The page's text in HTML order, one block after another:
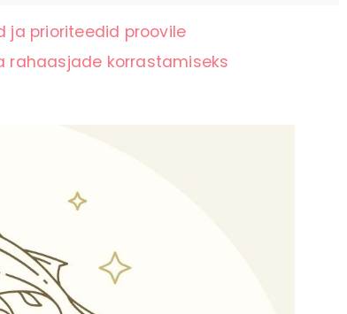
ja prioriteedid proovile
rahaasjade korrastamiseks